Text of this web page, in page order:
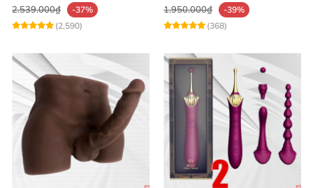
2.539.000₫
-37%
(2,590)
1.950.000₫
-39%
(368)